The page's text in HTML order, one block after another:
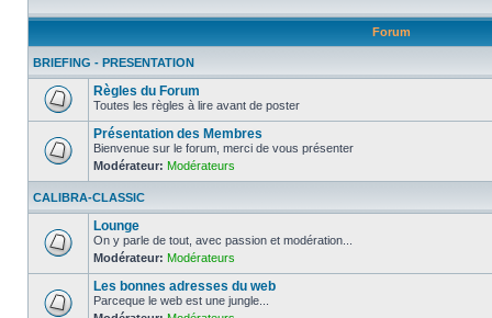
Forum
BRIEFING - PRESENTATION
Règles du Forum
Toutes les règles à lire avant de poster
Présentation des Membres
Bienvenue sur le forum, merci de vous présenter
Modérateur: Modérateurs
CALIBRA-CLASSIC
Lounge
On y parle de tout, avec passion et modération...
Modérateur: Modérateurs
Les bonnes adresses du web
Parceque le web est une jungle...